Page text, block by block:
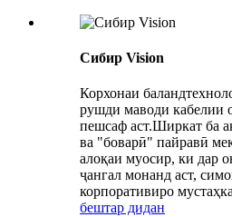
Сибир Vision
Корхонаи
рушди маводи кабелии
пешсаф аст.Ширкат ба
ва "боварӣ" пайравӣ
алоқаи муосир, ки дар
ҷангал монанд аст,
корпоративиро
бештар дидан